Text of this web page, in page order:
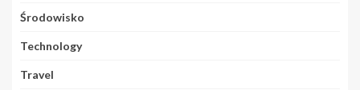
Środowisko
Technology
Travel